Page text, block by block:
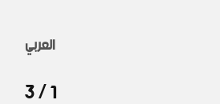
العربي
1 / 3